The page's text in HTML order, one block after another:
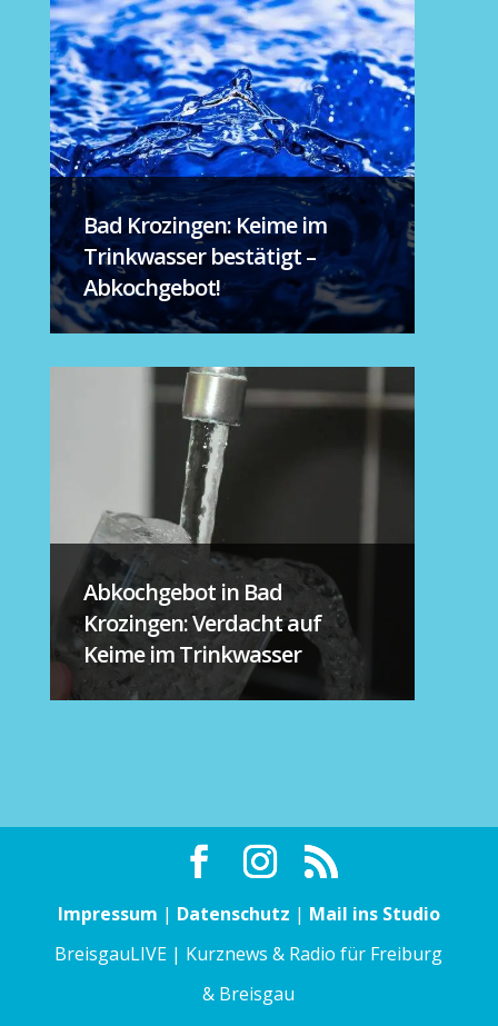
Bad Krozingen: Keime im
Trinkwasser bestätigt –
Abkochgebot!
Abkochgebot in Bad
Krozingen: Verdacht auf
Keime im Trinkwasser
Impressum | Datenschutz | Mail ins Studio
BreisgauLIVE | Kurznews & Radio für Freiburg
& Breisgau